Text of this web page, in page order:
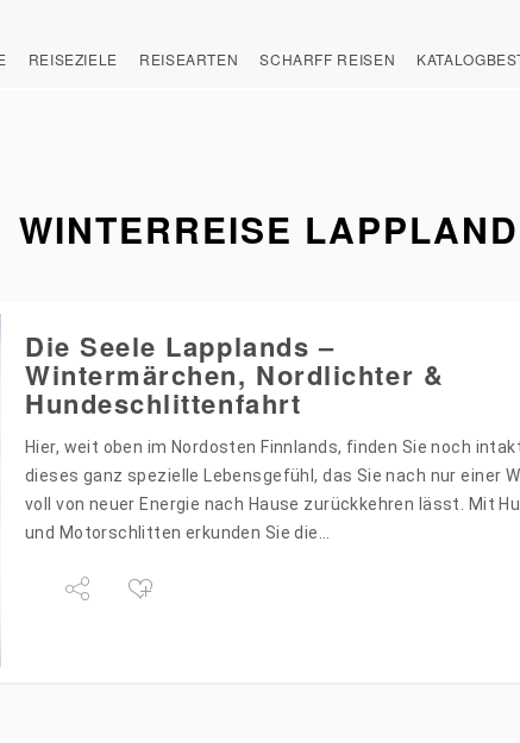
REISEZIELE REISEARTEN SCHARFF REISEN
WINTERREISE LAPPLAND
Die Seele Lapplands –
Wintermärchen, Nordlichter &
Hundeschlittenfahrt
Hier, weit oben im Nordosten Finnlands, finden Sie noch
dieses ganz spezielle Lebensgefühl, das Sie nach nur einer
voll von neuer Energie nach Hause zurückkehren lässt. Mit
und Motorschlitten erkunden Sie die…